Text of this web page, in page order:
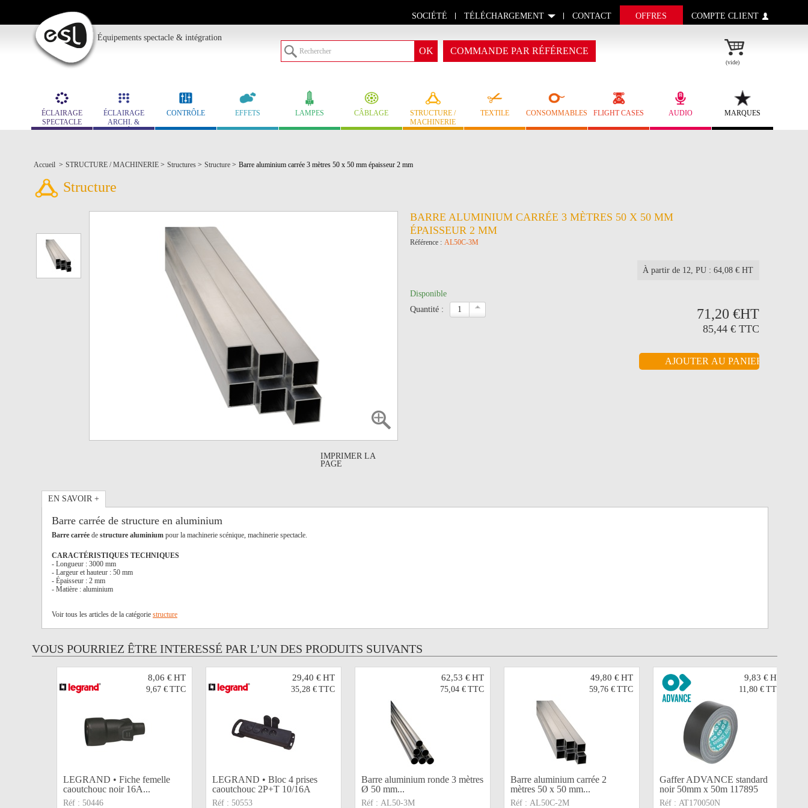
SOCIÉTÉ TÉLÉCHARGEMENT CONTACT OFFRES COMPTE CLIENT
Équipements spectacle & intégration
(vide)
COMMANDE PAR RÉFÉRENCE
ÉCLAIRAGE
SPECTACLE
ÉCLAIRAGE
ARCHI. &
MUSÉO.
CONTRÔLE EFFETS LAMPES CÂBLAGE
STRUCTURE /
MACHINERIE
TEXTILE CONSOMMABLES FLIGHT CASES AUDIO MARQUES
Accueil > STRUCTURE / MACHINERIE > Structures > Structure > Barre aluminium carrée 3 mètres 50 x 50 mm épaisseur 2 mm
Structure
IMPRIMER LA
PAGE
BARRE ALUMINIUM CARRÉE 3 MÈTRES 50 X 50 MM
ÉPAISSEUR 2 MM
Référence : AL50C-3M
À partir de 12, PU : 64,08 € HT
Disponible
quantité :
71,20 €HT
85,44 € TTC
EN SAVOIR +
Barre carrée de structure en aluminium
Barre carrée de structure aluminium pour la machinerie scénique, machinerie spectacle.
CARACTÉRISTIQUES TECHNIQUES
- Longueur : 3000 mm
- Largeur et hauteur : 50 mm
- Épaisseur : 2 mm
- Matière : aluminium
Voir tous les articles de la catégorie structure
VOUS POURRIEZ ÊTRE INTERESSÉ PAR L’UN DES PRODUITS SUIVANTS
8,06 €HT
9,67 € TTC
LEGRAND • Fiche femelle
caoutchouc noir 16A...
Réf : 50446
29,40 €HT
35,28 € TTC
LEGRAND • Bloc 4 prises
caoutchouc 2P+T 10/16A
Réf : 50553
62,53 €HT
75,04 € TTC
Barre aluminium ronde 3 mètres
Ø 50 mm...
Réf : AL50-3M
49,80 €HT
59,76 € TTC
Barre aluminium carrée 2
mètres 50 x 50 mm...
Réf : AL50C-2M
9,83 €HT
11,80 € TTC
Gaffer ADVANCE standard
noir 50mm x 50m 117895
Réf : AT170050N